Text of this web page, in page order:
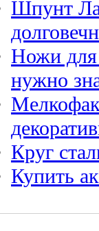
Шпунт
Ножи для
нужно
Круг
Купить